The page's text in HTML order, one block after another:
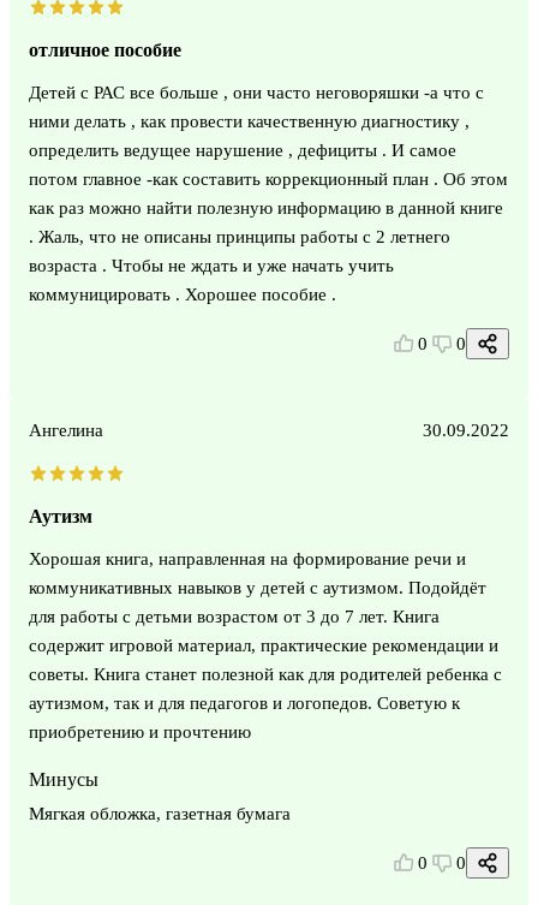
отличное пособие
Детей с РАС все больше , они часто неговоряшки -а что с
ними делать , как провести качественную диагностику ,
определить ведущее нарушение , дефициты . И самое
потом главное -как составить коррекционный план . Об этом
как раз можно найти полезную информацию в данной книге
. Жаль, что не описаны принципы работы с 2 летнего
возраста . Чтобы не ждать и уже начать учить
коммуницировать . Хорошее пособие .
0 0
Ангелина 30.09.2022
Аутизм
Хорошая книга, направленная на формирование речи и
коммуникативных навыков у детей с аутизмом. Подойдёт
для работы с детьми возрастом от 3 до 7 лет. Книга
содержит игровой материал, практические рекомендации и
советы. Книга станет полезной как для родителей ребенка с
аутизмом, так и для педагогов и логопедов. Советую к
приобретению и прочтению
Минусы
Мягкая обложка, газетная бумага
0 0